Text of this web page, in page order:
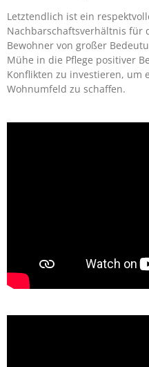
Letztendlich ist ein
Nachbarschaftsverhältnis für
Bewohner von großer
Mühe in die Pflege positiver
Konflikten zu investieren, um
Wohnumfeld zu schaffen.